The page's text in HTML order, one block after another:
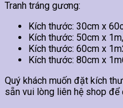
Tranh tráng gương:
Kích thước: 30cm x
Kích thước: 50cm x
Kích thước: 60cm x
Kích thước: 80cm x
Quý khách muốn đặt kích
sẵn vui lòng liên hệ shop